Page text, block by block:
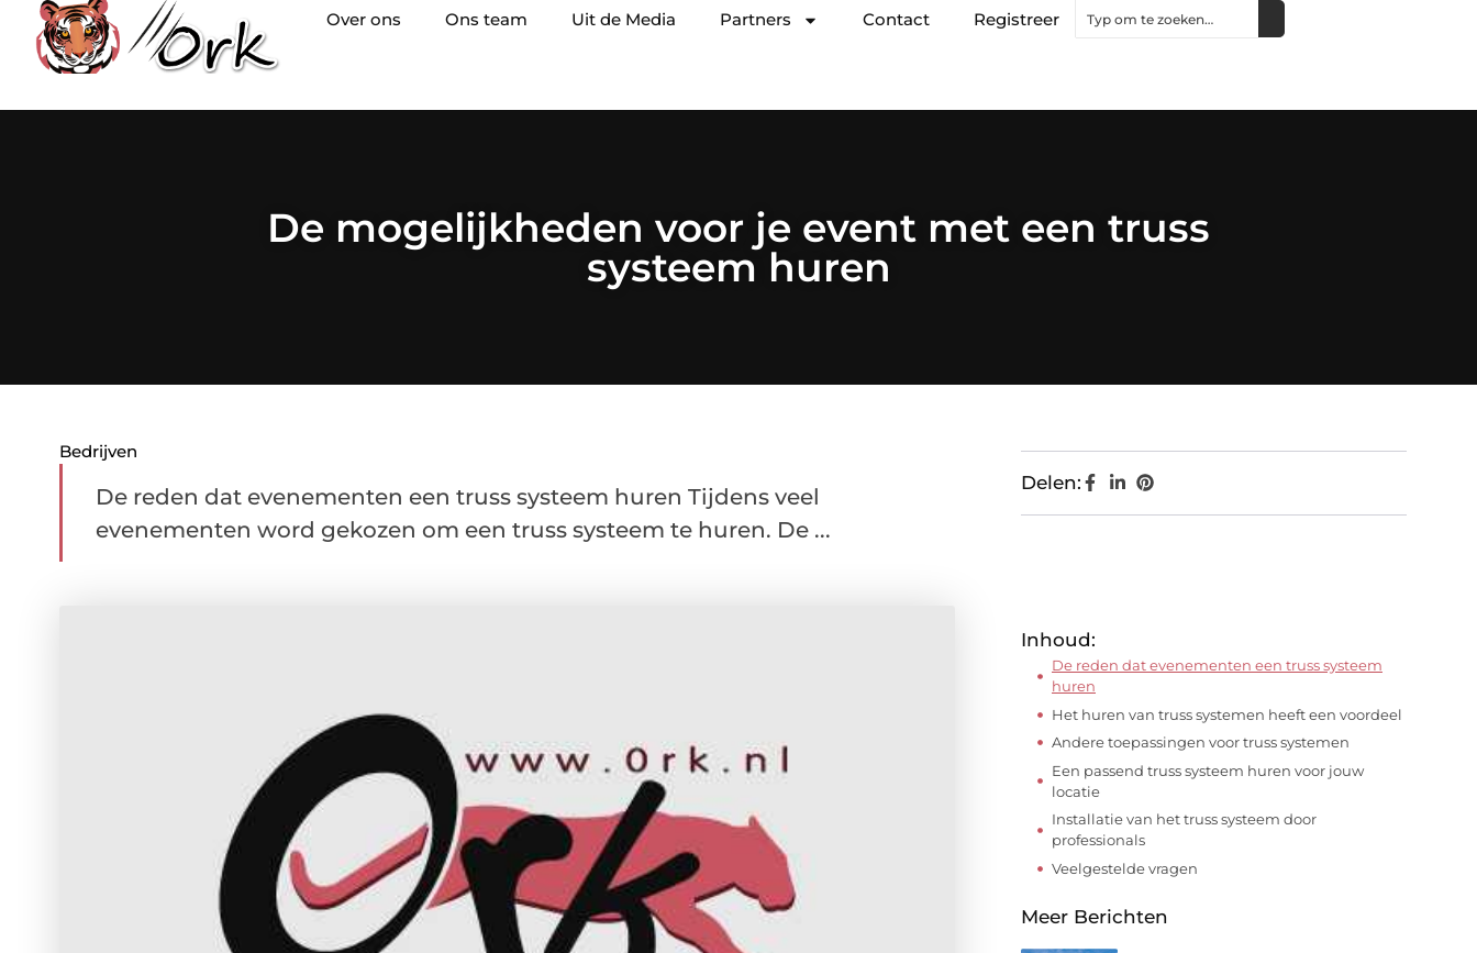
Over ons Ons team Uit de Media Partners Contact Registreer
De mogelijkheden voor je event met een truss
systeem huren
Bedrijven
De reden dat evenementen een truss systeem huren Tijdens veel
evenementen word gekozen om een truss systeem te huren. De ...
Delen:
Inhoud:
De reden dat evenementen een truss systeem
huren
Het huren van truss systemen heeft een voordeel
Andere toepassingen voor truss systemen
Een passend truss systeem huren voor jouw
locatie
Installatie van het truss systeem door
professionals
Veelgestelde vragen
Meer Berichten